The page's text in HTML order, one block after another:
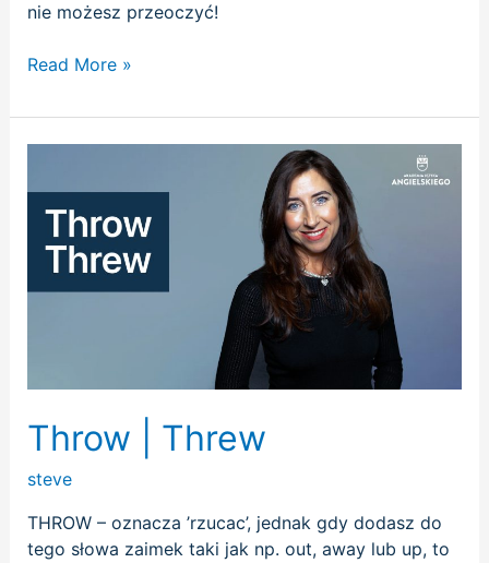
nie możesz przeoczyć!
Read More »
Throw | Threw
steve
THROW – oznacza ’rzucac’, jednak gdy dodasz do
tego słowa zaimek taki jak np. out, away lub up, to
Threw